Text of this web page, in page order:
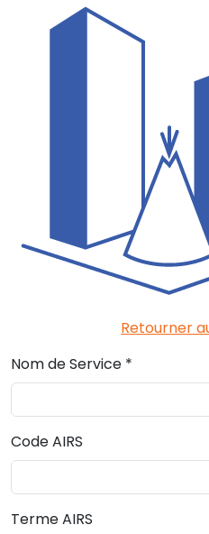
Retourner
Nom de Service *
Code AIRS
Terme AIRS